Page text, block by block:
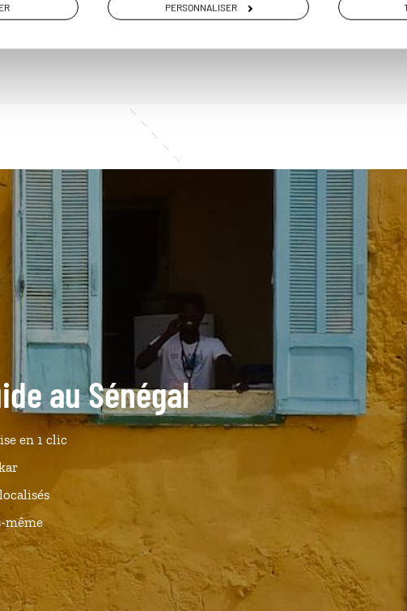
PERSONNALISER
VOIR NOS 7 IDÉES DE VOYAGE AU SÉNÉGAL
au Sénégal
en 1 clic
même